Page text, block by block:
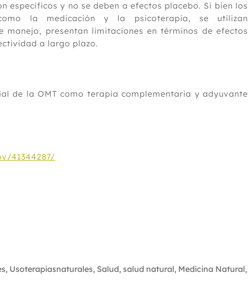
específicos y no se deben a efectos placebo. Si bien los
la medicación y la psicoterapia, se utilizan
manejo, presentan limitaciones en términos de efectos
a largo plazo.
de la OMT como terapia complementaria y adyuvante
41344287/
, Usoterapiasnaturales, Salud, salud natural, Medicina Natural,